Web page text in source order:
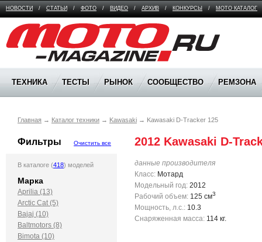
НОВОСТИ / СТАТЬИ / ФОТО / ВИДЕО / АРХИВ / КОНКУРСЫ / МОТО КАТАЛОГ
Moto Magazine
ТЕХНИКА ТЕСТЫ РЫНОК СООБЩЕСТВО РЕМЗОНА
Главная → Каталог техники → Kawasaki → Kawasaki D-Tracker 125
Фильтры Очистить все
В каталоге (418) моделей
Марка
Aprilia (13)
Arctic Cat (5)
Bajaj (10)
Baltmotors (8)
Bimota (10)
2012 Kawasaki D-
данные производителя
Класс: Мотард
Модельный год: 2012
Рабочий объем: 125 см3
Мощность, л.с.: 10.3
Снаряженная масса: 114 кг.